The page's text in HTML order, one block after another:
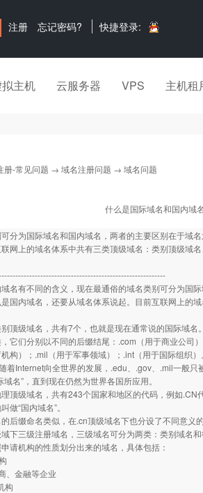
注册 忘记密码? 快捷登录:
主机 云服务器 VPS 主机租
册-常见问题 → 域名注册问题 → 域名问题
什么是国际域名和国内域
分为国际域名和国内域名，两者的主要区别在于域
网上的域名体系中共有三类顶级域名：类别顶级域
有不同的含义，现在最通俗的域名类别可分为国
国内域名，还要从域名体系说起。目前互联网上的
级域名，共有7个，也就是现在通常说的国际域名
它们分别以不同的后缀结尾：.com（用于商业公司
构）；.mil（用于军事领域）；.int（用于国际组织
着Internet向全世界的发展，.edu、.gov、.mil一般
域名”，直到现在仍然为世界各国所应用。
级域名，共有243个国家和地区的代码，例如.CN
做“国内域名”。
缀命名类似，在.cn顶级域名下也分设了不同意义
下三级注册域名，三级域名可分为两类：类别域名和
请机构的性质划分出来的域名，具体包括：
金融等企业
构